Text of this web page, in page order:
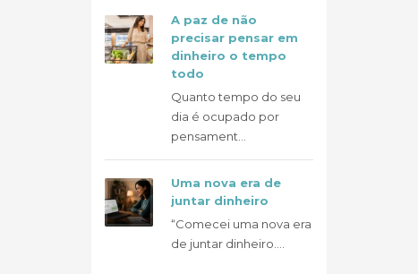
A paz de não
precisar pensar em
dinheiro o tempo
todo
Quanto tempo do seu
dia é ocupado por
pensament...
Uma nova era de
juntar dinheiro
“Comecei uma nova era
de juntar dinheiro....